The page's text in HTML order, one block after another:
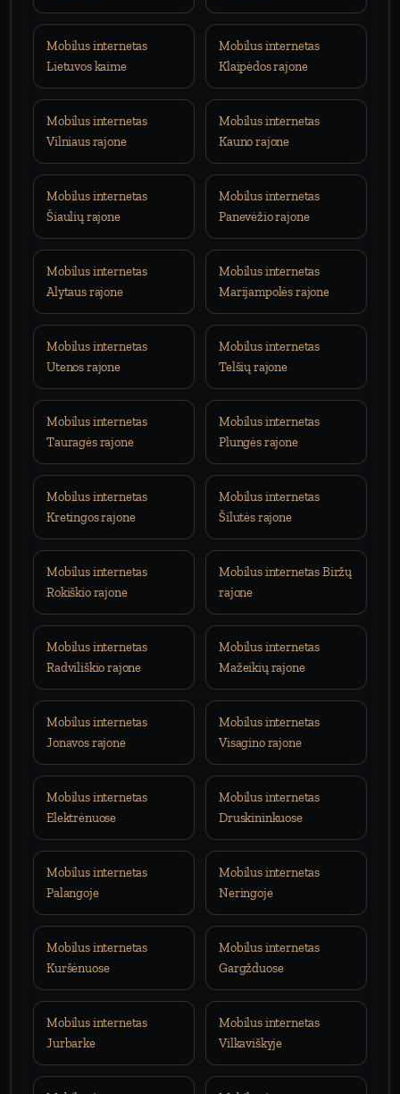
Mobilus internetas
Lietuvos kaime
Mobilus internetas
Klaipėdos rajone
Mobilus internetas
Vilniaus rajone
Mobilus internetas
Kauno rajone
Mobilus internetas
Šiaulių rajone
Mobilus internetas
Panevėžio rajone
Mobilus internetas
Alytaus rajone
Mobilus internetas
Marijampolės rajone
Mobilus internetas
Utenos rajone
Mobilus internetas
Telšių rajone
Mobilus internetas
Tauragės rajone
Mobilus internetas
Plungės rajone
Mobilus internetas
Kretingos rajone
Mobilus internetas
Šilutės rajone
Mobilus internetas
Rokiškio rajone
Mobilus internetas Biržų
rajone
Mobilus internetas
Radviliškio rajone
Mobilus internetas
Mažeikių rajone
Mobilus internetas
Jonavos rajone
Mobilus internetas
Visagino rajone
Mobilus internetas
Elektrėnuose
Mobilus internetas
Druskininkuose
Mobilus internetas
Palangoje
Mobilus internetas
Neringoje
Mobilus internetas
Kuršėnuose
Mobilus internetas
Gargžduose
Mobilus internetas
Jurbarke
Mobilus internetas
Vilkaviškyje